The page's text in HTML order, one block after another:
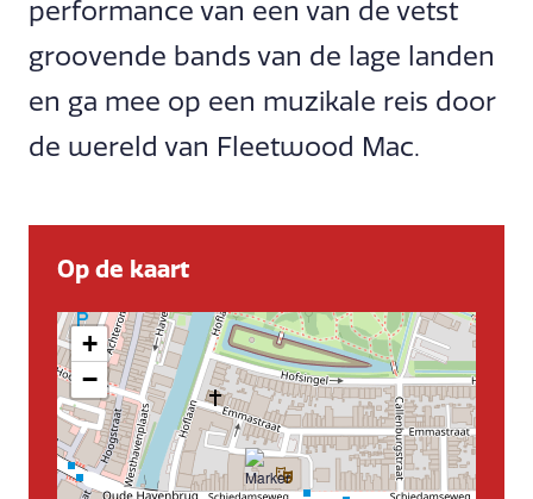
performance van een van de vetst
groovende bands van de lage landen
en ga mee op een muzikale reis door
de wereld van Fleetwood Mac.
Op de kaart
+
−